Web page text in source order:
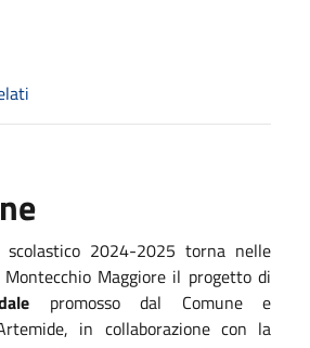
scolastico 2024-2025 torna nelle
Maggiore il progetto di
promosso dal Comune e
in collaborazione con la